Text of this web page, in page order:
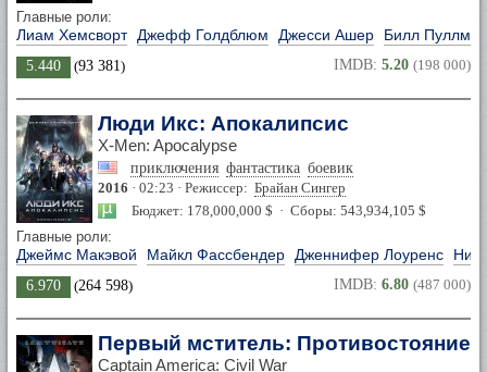
Главные роли:
Лиам Хемсворт Джефф Голдблюм Джесси Ашер Билл Пуллман
5.440 (93 381) IMDB: 5.20 (198 000)
Люди Икс: Апокалипсис
X-Men: Apocalypse
приключения фантастика боевик
2016 · 02:23 · Режиссер: Брайан Сингер
Бюджет: 178,000,000 $ · Сборы: 543,934,105 $
Главные роли:
Джеймс Макэвой Майкл Фассбендер Дженнифер Лоуренс
6.970 (264 598) IMDB: 6.80 (487 000)
Первый мститель: Противостояние
Captain America: Civil War